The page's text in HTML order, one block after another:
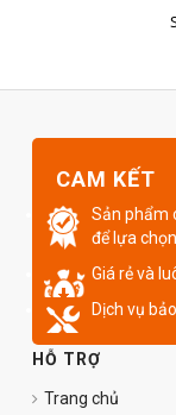
CAM KẾT
Sản phẩm
để lựa chọn
Giá rẻ và
Dịch vụ
HỖ TRỢ
Trang chủ